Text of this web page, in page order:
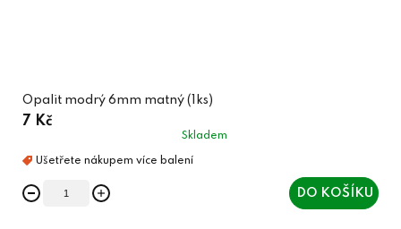
Opalit modrý 6mm matný (1ks)
7 Kč
Skladem
DO KOŠÍKU